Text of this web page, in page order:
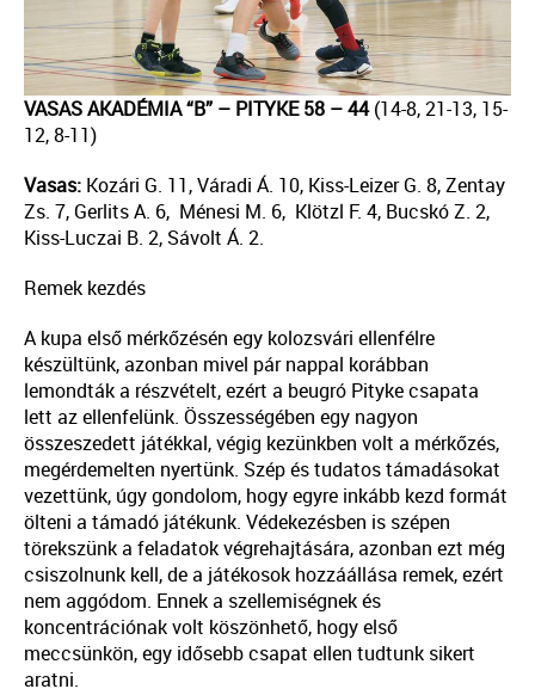
VASAS AKADÉMIA “B” – PITYKE 58 – 44(14-8, 21-13, 15-
12, 8-11)
Vasas: Kozári G. 11, Váradi Á. 10, Kiss-Leizer G. 8, Zentay
Zs. 7, Gerlits A. 6, Ménesi M. 6, Klötzl F. 4, Bucskó Z. 2,
Kiss-Luczai B. 2, Sávolt Á. 2.
Remek kezdés
A kupa első mérkőzésén egy kolozsvári ellenfélre
készültünk, azonban mivel pár nappal korábban
lemondták a részvételt, ezért a beugró Pityke csapata
lett az ellenfelünk. Összességében egy nagyon
összeszedett játékkal, végig kezünkben volt a mérkőzés,
megérdemelten nyertünk. Szép és tudatos támadásokat
vezettünk, úgy gondolom, hogy egyre inkább kezd formát
ölteni a támadó játékunk. Védekezésben is szépen
törekszünk a feladatok végrehajtására, azonban ezt még
csiszolnunk kell, de a játékosok hozzáállása remek, ezért
nem aggódom. Ennek a szellemiségnek és
koncentrációnak volt köszönhető, hogy első
meccsünkön, egy idősebb csapat ellen tudtunk sikert
aratni.